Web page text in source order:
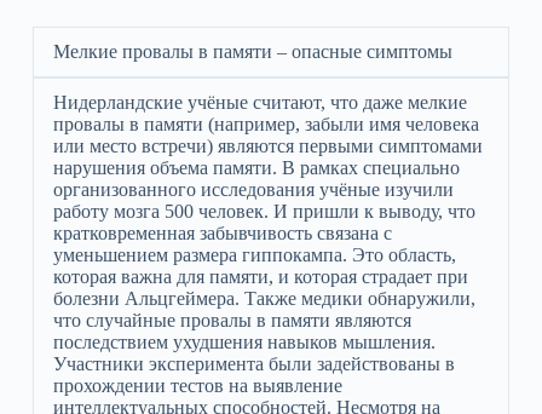
Мелкие провалы в памяти – опасные симптомы
Нидерландские учёные считают, что даже мелкие
провалы в памяти (например, забыли имя человека
или место встречи) являются первыми симптомами
нарушения объема памяти. В рамках специально
организованного исследования учёные изучили
работу мозга 500 человек. И пришли к выводу, что
кратковременная забывчивость связана с
уменьшением размера гиппокампа. Это область,
которая важна для памяти, и которая страдает при
болезни Альцгеймера. Также медики обнаружили,
что случайные провалы в памяти являются
последствием ухудшения навыков мышления.
Участники эксперимента были задействованы в
прохождении тестов на выявление
интеллектуальных способностей. Несмотря на